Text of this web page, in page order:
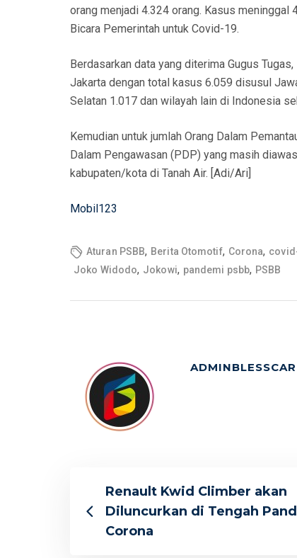
orang menjadi 4.324 orang. Kasus meninggal
Bicara Pemerintah untuk Covid-19.
Berdasarkan data yang diterima Gugus
Jakarta dengan total kasus 6.059 disusul
Selatan 1.017 dan wilayah lain di Indonesia
Kemudian untuk jumlah Orang Dalam
Dalam Pengawasan (PDP) yang masih
kabupaten/kota di Tanah Air. [Adi/Ari]
Mobil123
Aturan PSBB, Berita Otomotif, Corona,
Joko Widodo, Jokowi, pandemi psbb, PSBB
ADMINBLESSCAR
Renault Kwid Climber akan
Diluncurkan di Tengah
Corona